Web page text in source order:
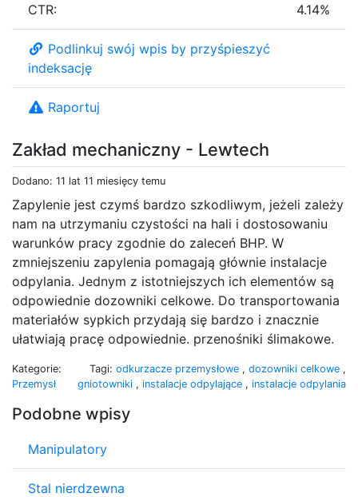
Zakład mechaniczny - Lewtech
Dodano: 11 lat 11 miesięcy temu
Zapylenie jest czymś bardzo szkodliwym, jeżeli zależy
nam na utrzymaniu czystości na hali i dostosowaniu
warunków pracy zgodnie do zaleceń BHP. W
zmniejszeniu zapylenia pomagają głównie instalacje
odpylania. Jednym z istotniejszych ich elementów są
odpowiednie dozowniki celkowe. Do transportowania
materiałów sypkich przydają się bardzo i znacznie
ułatwiają pracę odpowiednie. przenośniki ślimakowe.
Kategorie:
Przemysł
Tagi: odkurzacze przemysłowe , dozowniki celkowe ,
gniotowniki , instalacje odpylające , instalacje odpylania
Podobne wpisy
Manipulatory
Stal nierdzewna
CTR: 4.14%
Podlinkuj swój wpis by przyśpieszyć
indeksację
Raportuj